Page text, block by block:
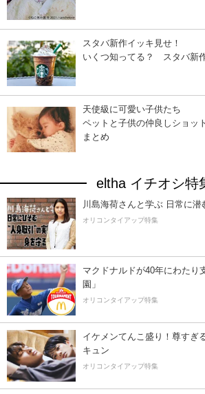
スタバ新作イッキ見せ！
いくつ知ってる？ スタバ新
天使級に可愛い子供たち
ペットと子供の仲良しショッ
まとめ
eltha イチオシ特
川島海荷さんと学ぶ 日常に潜
オリコンタイアップ特集
マクドナルドが40年にわたり
園」
オリコンタイアップ特集
イケメンてんこ盛り！尊すぎ
キュン
オリコンタイアップ特集